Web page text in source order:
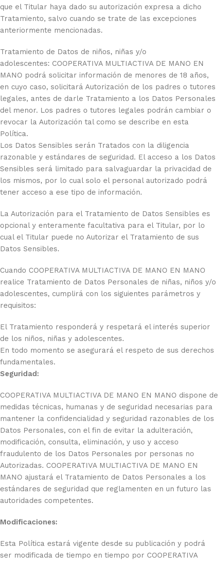
que el Titular haya dado su autorización expresa a dicho
Tratamiento, salvo cuando se trate de las excepciones
anteriormente mencionadas.
Tratamiento de Datos de niños, niñas y/o
adolescentes: COOPERATIVA MULTIACTIVA DE MANO EN
MANO podrá solicitar información de menores de 18 años,
en cuyo caso, solicitará Autorización de los padres o tutores
legales, antes de darle Tratamiento a los Datos Personales
del menor. Los padres o tutores legales podrán cambiar o
revocar la Autorización tal como se describe en esta
Política.
Los Datos Sensibles serán Tratados con la diligencia
razonable y estándares de seguridad. El acceso a los Datos
Sensibles será limitado para salvaguardar la privacidad de
los mismos, por lo cual solo el personal autorizado podrá
tener acceso a ese tipo de información.
La Autorización para el Tratamiento de Datos Sensibles es
opcional y enteramente facultativa para el Titular, por lo
cual el Titular puede no Autorizar el Tratamiento de sus
Datos Sensibles.
Cuando COOPERATIVA MULTIACTIVA DE MANO EN MANO
realice Tratamiento de Datos Personales de niñas, niños y/o
adolescentes, cumplirá con los siguientes parámetros y
requisitos:
El Tratamiento responderá y respetará el interés superior
de los niños, niñas y adolescentes.
En todo momento se asegurará el respeto de sus derechos
fundamentales.
Seguridad:
COOPERATIVA MULTIACTIVA DE MANO EN MANO dispone de
medidas técnicas, humanas y de seguridad necesarias para
mantener la confidencialidad y seguridad razonables de los
Datos Personales, con el fin de evitar la adulteración,
modificación, consulta, eliminación, y uso y acceso
fraudulento de los Datos Personales por personas no
Autorizadas. COOPERATIVA MULTIACTIVA DE MANO EN
MANO ajustará el Tratamiento de Datos Personales a los
estándares de seguridad que reglamenten en un futuro las
autoridades competentes.
Modificaciones:
Esta Política estará vigente desde su publicación y podrá
ser modificada de tiempo en tiempo por COOPERATIVA